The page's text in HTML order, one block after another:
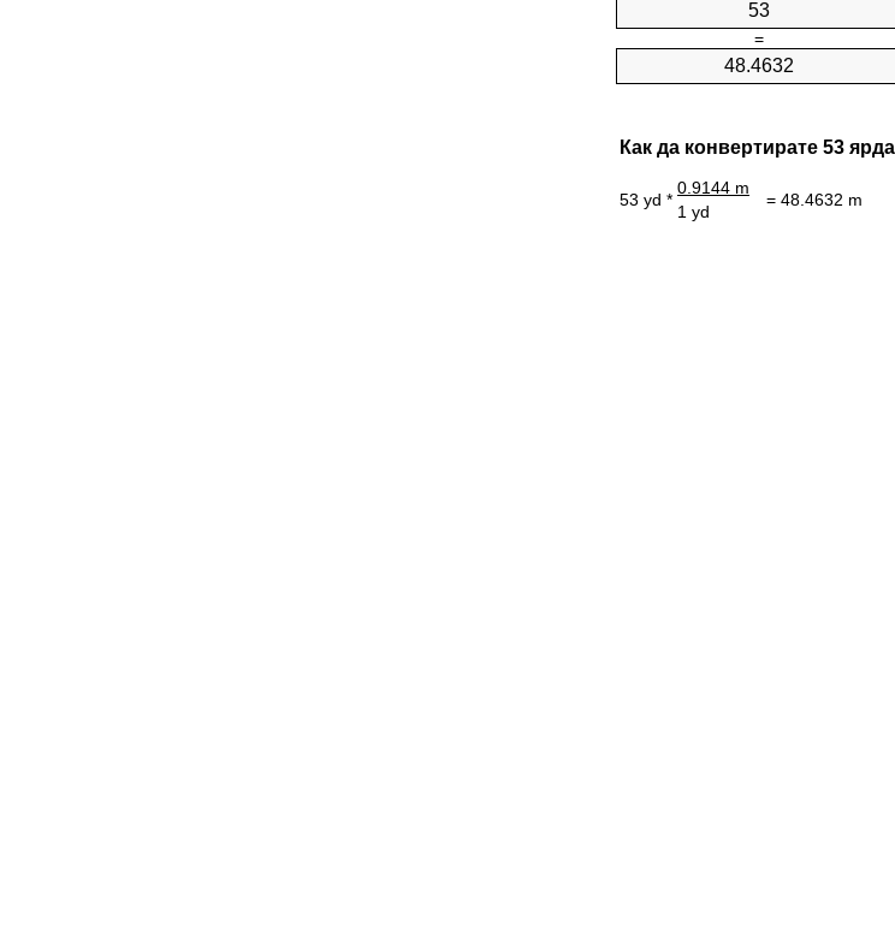
=
Как да конвертирате 53
53 yd *
0.9144 m
= 48.4632 m
1 yd